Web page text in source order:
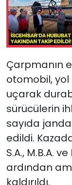
Çarpmanın
otomobil,
uçarak
sürücülerin
sayıda
edildi.
S.A., M.B.A.
ardından
kaldırıldı.